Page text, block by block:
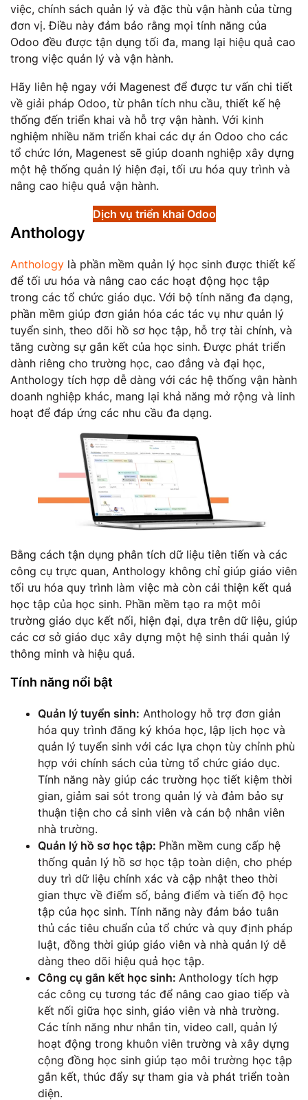
việc, chính sách quản lý và đặc thù vận hành của từng
đơn vị. Điều này đảm bảo rằng mọi tính năng của
Odoo đều được tận dụng tối đa, mang lại hiệu quả cao
trong việc quản lý và vận hành.
Hãy liên hệ ngay với Magenest để được tư vấn chi tiết
về giải pháp Odoo, từ phân tích nhu cầu, thiết kế hệ
thống đến triển khai và hỗ trợ vận hành. Với kinh
nghiệm nhiều năm triển khai các dự án Odoo cho các
tổ chức lớn, Magenest sẽ giúp doanh nghiệp xây dựng
một hệ thống quản lý hiện đại, tối ưu hóa quy trình và
nâng cao hiệu quả vận hành.
Dịch vụ triển khai Odoo
Anthology
Anthology là phần mềm quản lý học sinh được thiết kế
để tối ưu hóa và nâng cao các hoạt động học tập
trong các tổ chức giáo dục. Với bộ tính năng đa dạng,
phần mềm giúp đơn giản hóa các tác vụ như quản lý
tuyển sinh, theo dõi hồ sơ học tập, hỗ trợ tài chính, và
tăng cường sự gắn kết của học sinh. Được phát triển
dành riêng cho trường học, cao đẳng và đại học,
Anthology tích hợp dễ dàng với các hệ thống vận hành
doanh nghiệp khác, mang lại khả năng mở rộng và linh
hoạt để đáp ứng các nhu cầu đa dạng.
Bằng cách tận dụng phân tích dữ liệu tiên tiến và các
công cụ trực quan, Anthology không chỉ giúp giáo viên
tối ưu hóa quy trình làm việc mà còn cải thiện kết quả
học tập của học sinh. Phần mềm tạo ra một môi
trường giáo dục kết nối, hiện đại, dựa trên dữ liệu, giúp
các cơ sở giáo dục xây dựng một hệ sinh thái quản lý
thông minh và hiệu quả.
Tính năng nổi bật
Quản lý tuyển sinh: Anthology hỗ trợ đơn giản
hóa quy trình đăng ký khóa học, lập lịch học và
quản lý tuyển sinh với các lựa chọn tùy chỉnh phù
hợp với chính sách của từng tổ chức giáo dục.
Tính năng này giúp các trường học tiết kiệm thời
gian, giảm sai sót trong quản lý và đảm bảo sự
thuận tiện cho cả sinh viên và cán bộ nhân viên
nhà trường.
Quản lý hồ sơ học tập: Phần mềm cung cấp hệ
thống quản lý hồ sơ học tập toàn diện, cho phép
duy trì dữ liệu chính xác và cập nhật theo thời
gian thực về điểm số, bảng điểm và tiến độ học
tập của học sinh. Tính năng này đảm bảo tuân
thủ các tiêu chuẩn của tổ chức và quy định pháp
luật, đồng thời giúp giáo viên và nhà quản lý dễ
dàng theo dõi hiệu quả học tập.
Công cụ gắn kết học sinh: Anthology tích hợp
các công cụ tương tác để nâng cao giao tiếp và
kết nối giữa học sinh, giáo viên và nhà trường.
Các tính năng như nhắn tin, video call, quản lý
hoạt động trong khuôn viên trường và xây dựng
cộng đồng học sinh giúp tạo môi trường học tập
gắn kết, thúc đẩy sự tham gia và phát triển toàn
diện.